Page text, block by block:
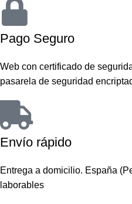
Pago Seguro
Web con certificado de
pasarela de seguridad
Envío rápido
Entrega a domicilio. España
laborables